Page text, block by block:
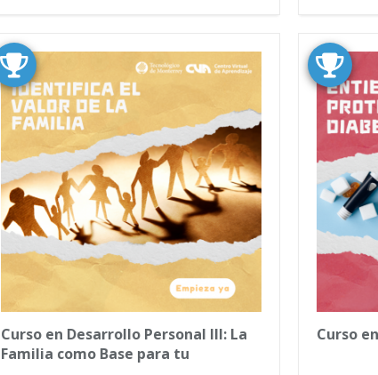
Curso en Desarrollo Personal III: La
Familia como Base para tu
Curso